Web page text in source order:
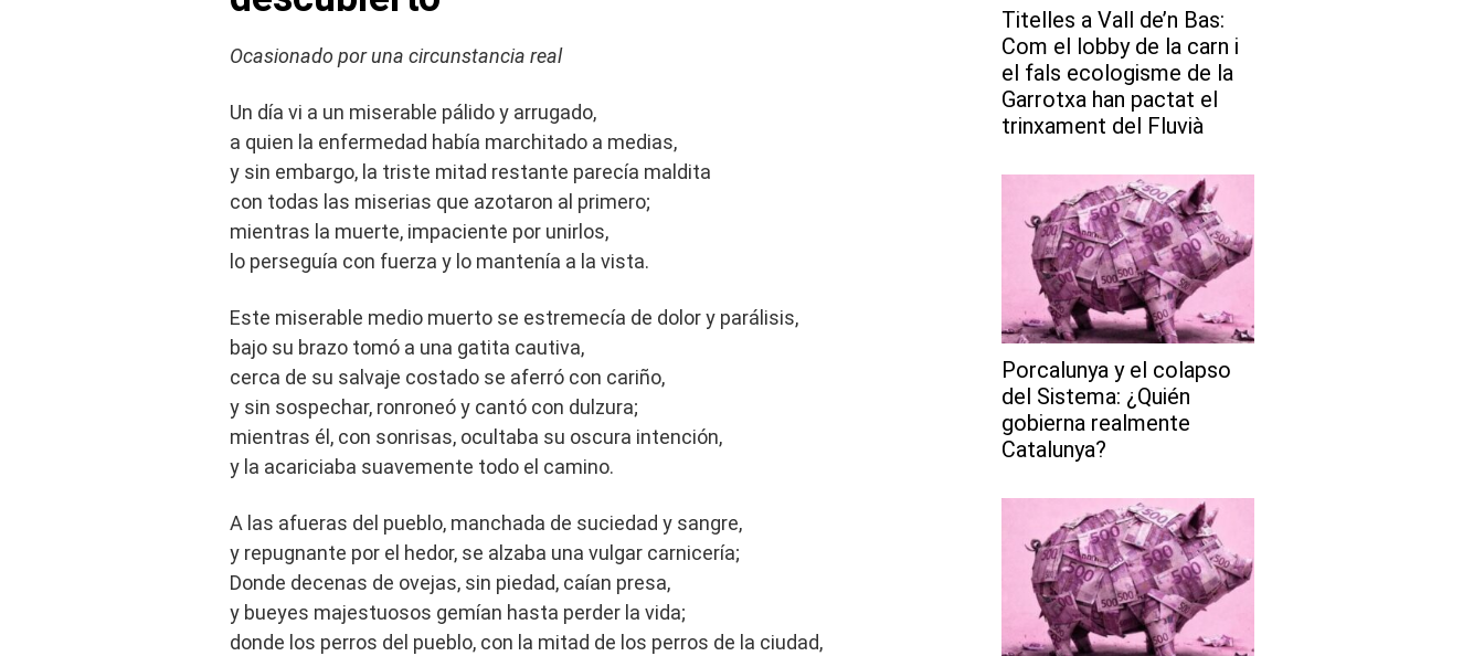
Ocasionado por una circunstancia real
Un día vi a un miserable pálido y arrugado,
a quien la enfermedad había marchitado a medias,
y sin embargo, la triste mitad restante parecía maldita
con todas las miserias que azotaron al primero;
mientras la muerte, impaciente por unirlos,
lo perseguía con fuerza y ​​lo mantenía a la vista.
Este miserable medio muerto se estremecía de dolor y parálisis,
bajo su brazo tomó a una gatita cautiva,
cerca de su salvaje costado se aferró con cariño,
y sin sospechar, ronroneó y cantó con dulzura;
mientras él, con sonrisas, ocultaba su oscura intención,
y la acariciaba suavemente todo el camino.
A las afueras del pueblo, manchada de suciedad y sangre,
y repugnante por el hedor, se alzaba una vulgar carnicería;
Donde decenas de ovejas, sin piedad, caían presa,
y bueyes majestuosos gemían hasta perder la vida;
donde los perros del pueblo, con la mitad de los perros de la ciudad,
Titelles a Vall de’n Bas:
Com el lobby de la carn i
el fals ecologisme de la
Garrotxa han pactat el
trinxament del Fluvià
Porcalunya y el colapso
del Sistema: ¿Quién
gobierna realmente
Catalunya?